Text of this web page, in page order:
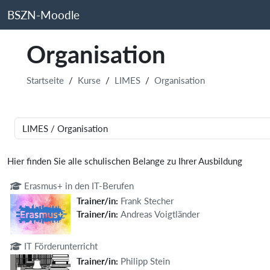
BSZN-Moodle
Organisation
Startseite Kurse LIMES Organisation
Kursbereiche
Hier finden Sie alle schulischen Belange zu Ihrer Ausbildung
Erasmus+ in den IT-Berufen
Trainer/in: Frank Stecher
Trainer/in: Andreas Voigtländer
IT Förderunterricht
Trainer/in: Philipp Stein